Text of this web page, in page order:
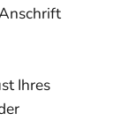
Ihres